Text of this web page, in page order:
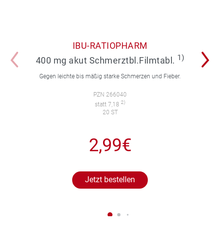
IBU-RATIOPHARM
400 mg akut Schmerztbl.Filmtabl. 1)
Gegen leichte bis mäßig starke Schmerzen und Fieber.
PZN 266040
statt 7,18 2)
20 ST
2,99€
Jetzt bestellen